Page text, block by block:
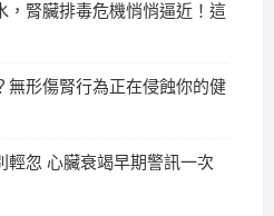
，腎臟排毒危機悄悄逼近！這
無形傷腎行為正在侵蝕你的健
輕忽 心臟衰竭早期警訊一次